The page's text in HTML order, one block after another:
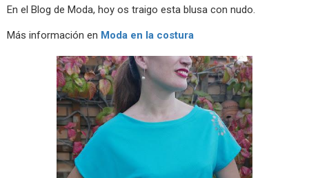
En el Blog de Moda, hoy os traigo esta blusa con nudo.
Más información en Moda en la costura